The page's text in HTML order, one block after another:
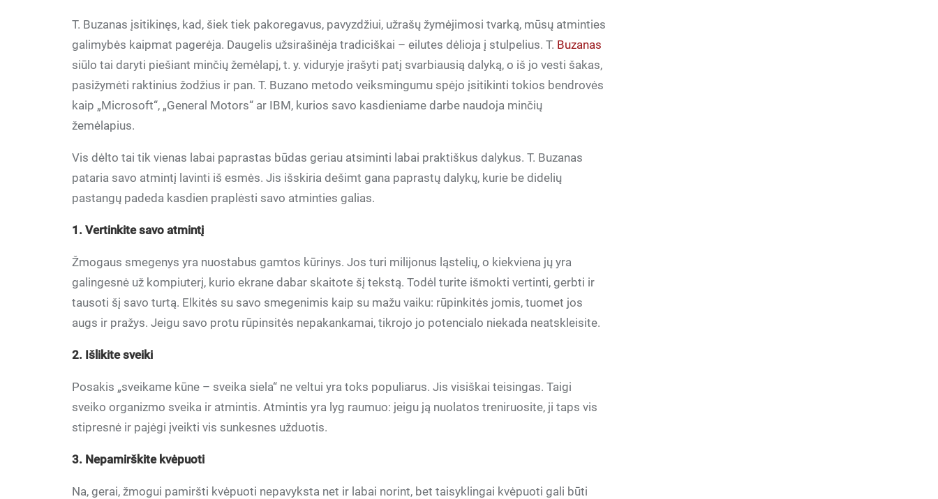
T. Buzanas įsitikinęs, kad, šiek tiek pakoregavus, pavyzdžiui, užrašų žymėjimosi tvarką, mūsų atminties
galimybės kaipmat pagerėja. Daugelis užsirašinėja tradiciškai – eilutes dėlioja į stulpelius. T. Buzanas
siūlo tai daryti piešiant minčių žemėlapį, t. y. viduryje įrašyti patį svarbiausią dalyką, o iš jo vesti šakas,
pasižymėti raktinius žodžius ir pan. T. Buzano metodo veiksmingumu spėjo įsitikinti tokios bendrovės
kaip „Microsoft“, „General Motors“ ar IBM, kurios savo kasdieniame darbe naudoja minčių
žemėlapius.
Vis dėlto tai tik vienas labai paprastas būdas geriau atsiminti labai praktiškus dalykus. T. Buzanas
pataria savo atmintį lavinti iš esmės. Jis išskiria dešimt gana paprastų dalykų, kurie be didelių
pastangų padeda kasdien praplėsti savo atminties galias.
1. Vertinkite savo atmintį
Žmogaus smegenys yra nuostabus gamtos kūrinys. Jos turi milijonus ląstelių, o kiekviena jų yra
galingesnė už kompiuterį, kurio ekrane dabar skaitote šį tekstą. Todėl turite išmokti vertinti, gerbti ir
tausoti šį savo turtą. Elkitės su savo smegenimis kaip su mažu vaiku: rūpinkitės jomis, tuomet jos
augs ir pražys. Jeigu savo protu rūpinsitės nepakankamai, tikrojo jo potencialo niekada neatskleisite.
2. Išlikite sveiki
Posakis „sveikame kūne – sveika siela“ ne veltui yra toks populiarus. Jis visiškai teisingas. Taigi
sveiko organizmo sveika ir atmintis. Atmintis yra lyg raumuo: jeigu ją nuolatos treniruosite, ji taps vis
stipresnė ir pajėgi įveikti vis sunkesnes užduotis.
3. Nepamirškite kvėpuoti
Na, gerai, žmogui pamiršti kvėpuoti nepavyksta net ir labai norint, bet taisyklingai kvėpuoti gali būti